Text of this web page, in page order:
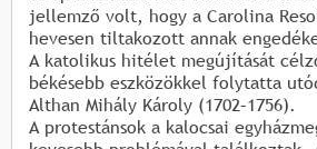
jellemző volt, hogy a Carolina
hevesen tiltakozott annak
A katolikus hitélet megújítását
békésebb eszközökkel folytatta
Althan Mihály Károly (1702–1756).
A protestánsok a kalocsai